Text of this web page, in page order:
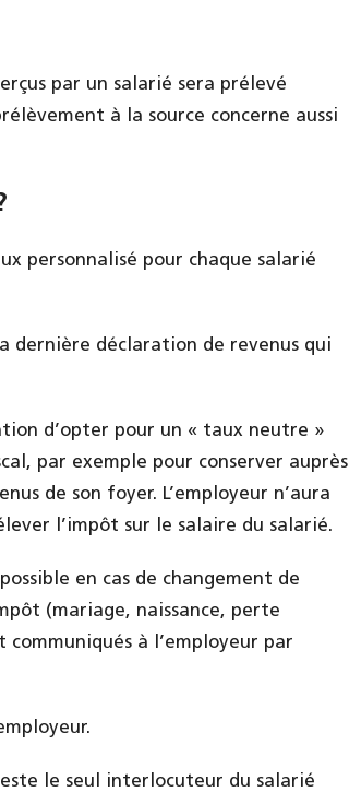
par un salarié sera prélevé
à la source concerne aussi
personnalisé pour chaque salarié
dernière déclaration de revenus qui
d’opter pour un « taux neutre »
par exemple pour conserver auprès
de son foyer. L’employeur n’aura
l’impôt sur le salaire du salarié.
en cas de changement de
(mariage, naissance, perte
à l’employeur par
le seul interlocuteur du salarié